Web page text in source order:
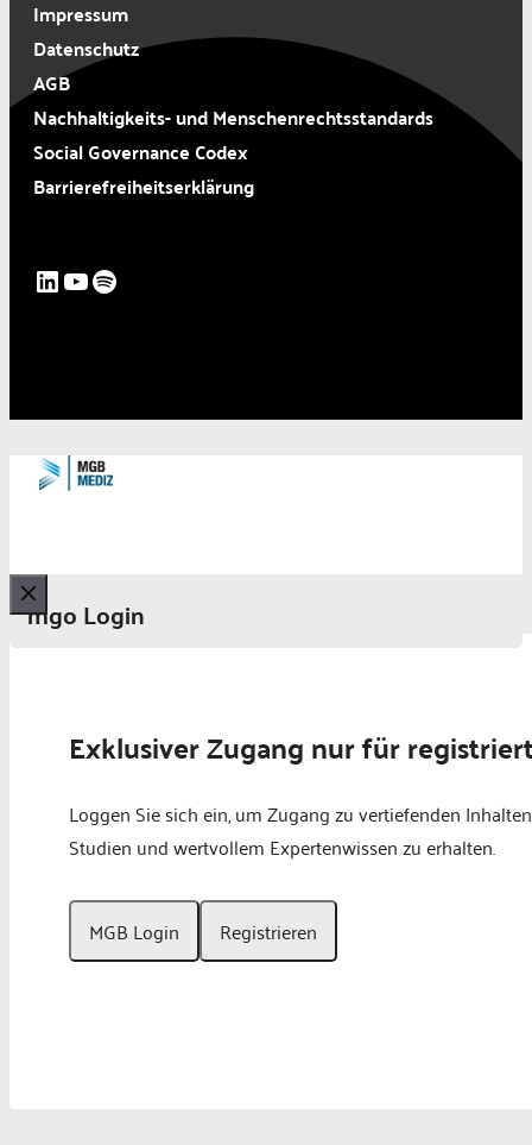
Impressum
Datenschutz
AGB
Nachhaltigkeits- und Menschenrechtsstandards
Social Governance Codex
Barrierefreiheitserklärung
LinkedIn
YouTube
Spotify
mgo Login
Schließen
Exklusiver Zugang nur für
Loggen Sie sich ein, um Zugang zu vertiefenden
Studien und wertvollem Expertenwissen zu erhalten.
MGB Login Registrieren